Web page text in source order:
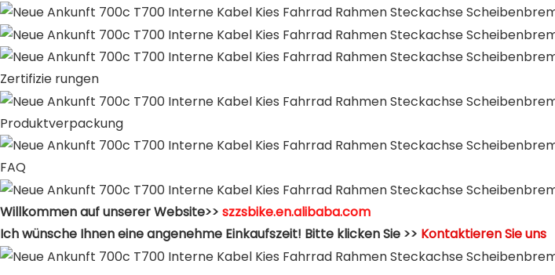
Zertifizie rungen
Produktverpackung
FAQ
Willkommen auf unserer Website>> szzsbike.en.alibaba.com
Ich wünsche Ihnen eine angenehme Einkaufszeit! Bitte klicken Sie >> Kontaktieren Sie uns